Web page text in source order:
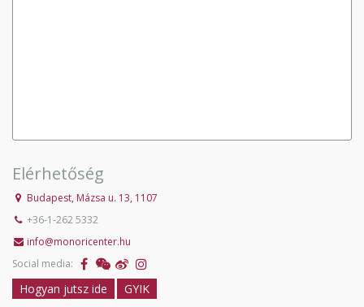
Elérhetőség
Budapest, Mázsa u. 13, 1107
+36-1-262 5332
info@monoricenter.hu
Social media:
Hogyan jutsz ide GYIK